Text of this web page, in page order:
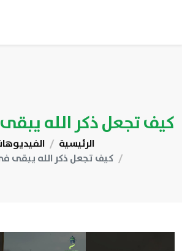
كيف تجعل ذكر الله
الرئيسية
كيف تجعل ذكر الله يبقى